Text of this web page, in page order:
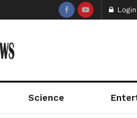
Login
Science